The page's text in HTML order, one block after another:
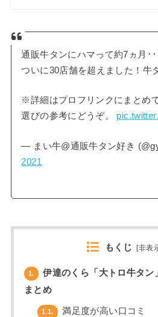
通販牛タンにハマって約7ヵ月･･
ついに30店舗を超えました！牛
※詳細はプロフリンクにまとめ
選びの参考にどうぞ。
— まい牛@通販牛タン好き
2021
もくじ [非表
1.
伊達のくら「大トロ牛タン
まとめ
1.1. 満足度が高い口コミ